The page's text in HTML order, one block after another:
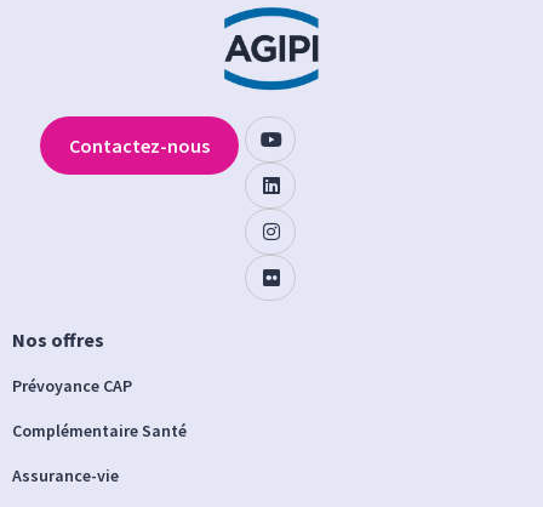
Nos offres
Prévoyance CAP
Complémentaire Santé
Assurance-vie
Contactez-nous